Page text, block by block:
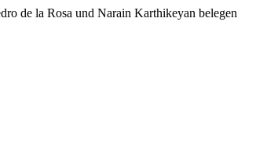
de la Rosa und Narain Karthikeyan belegen